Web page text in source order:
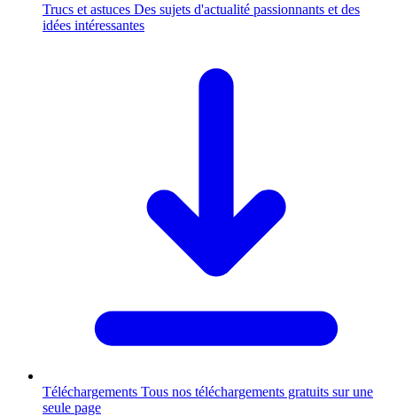
Trucs et astuces Des sujets d'actualité passionnants et des
idées intéressantes
Téléchargements Tous nos téléchargements gratuits sur une
seule page